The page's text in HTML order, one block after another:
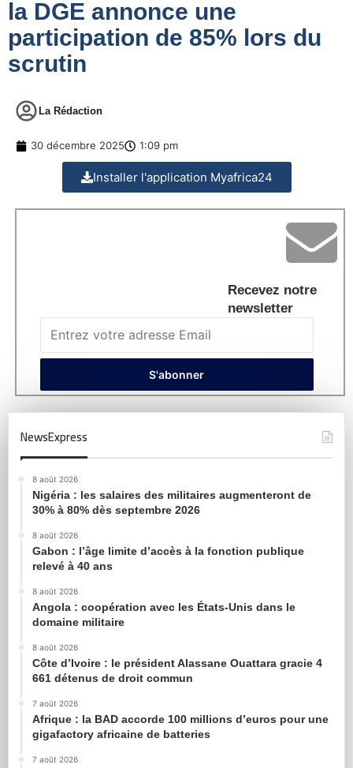
la DGE annonce une
participation de 85% lors du
scrutin
La Rédaction
30 décembre 2025 1:09 pm
Installer l'application Myafrica24
Recevez notre
newsletter
NewsExpress
8 août 2026
Nigéria : les salaires des militaires augmenteront de
30% à 80% dès septembre 2026
8 août 2026
Gabon : l’âge limite d’accès à la fonction publique
relevé à 40 ans
8 août 2026
Angola : coopération avec les États-Unis dans le
domaine militaire
8 août 2026
Côte d’Ivoire : le président Alassane Ouattara gracie 4
661 détenus de droit commun
7 août 2026
Afrique : la BAD accorde 100 millions d’euros pour une
gigafactory africaine de batteries
7 août 2026